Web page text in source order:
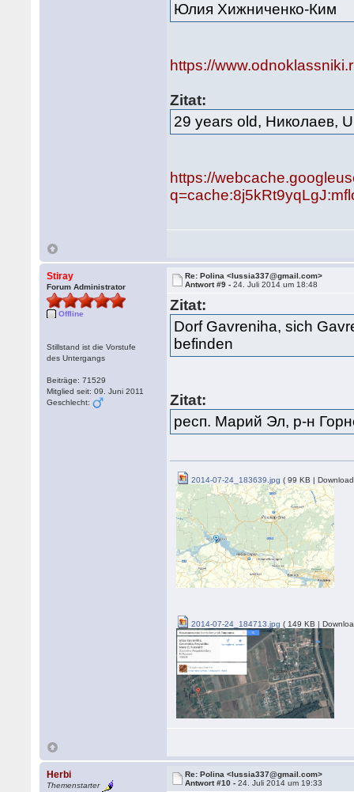
Юлия Хижниченко-Ким
https://
Zitat:
29 years old, Николаев,
https://
Stiray
Forum Administrator
Offline
Stillstand ist die Vorstufe
des Untergangs
Beiträge: 71529
Mitglied seit: 09. Juni 2011
Geschlecht:
Re: Polina <lussia337@gmail.com>
Antwort #9 -24. Juli 2014 um 18:48
Zitat:
Dorf Gavreniha, sich
befinden
Zitat:
респ. Марий Эл, р-н
2014-07-24_183639.jpg ( 99 KB |
2014-07-24_184713.jpg ( 149 KB |
Herbi
Themenstarter
Re: Polina <lussia337@gmail.com>
Antwort #10 -24. Juli 2014 um 19:33